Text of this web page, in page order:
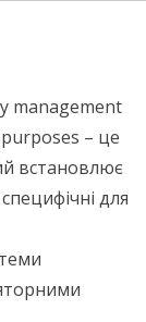
management
– це
встановлює
для